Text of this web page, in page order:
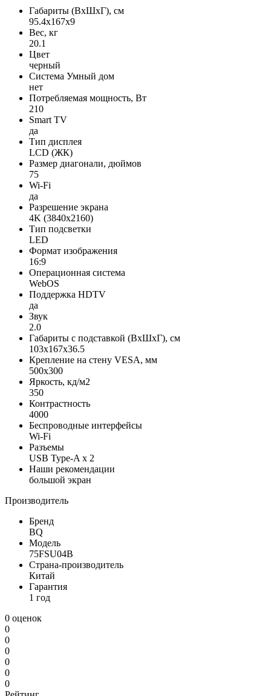
Габариты (ВxШxГ), см
95.4x167x9
Вес, кг
20.1
Цвет
черный
Система Умный дом
нет
Потребляемая мощность, Вт
210
Smart TV
да
Тип дисплея
LCD (ЖК)
Размер диагонали, дюймов
75
Wi-Fi
да
Разрешение экрана
4K (3840x2160)
Тип подсветки
LED
Формат изображения
16:9
Операционная система
WebOS
Поддержка HDTV
да
Звук
2.0
Габариты с подставкой (ВxШxГ), см
103x167x36.5
Крепление на стену VESA, мм
500x300
Яркость, кд/м2
350
Контрастность
4000
Беспроводные интерфейсы
Wi-Fi
Разъемы
USB Type-A х 2
Наши рекомендации
большой экран
Производитель
Бренд
BQ
Модель
75FSU04B
Страна-производитель
Китай
Гарантия
1 год
0 оценок
0
0
0
0
0
0